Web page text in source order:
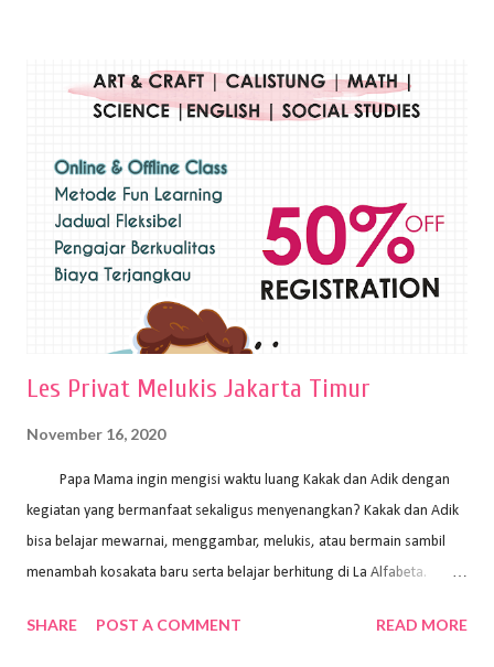
menggunakan bahan dasar cat air, cat akrilik, atau cat minyak dengan
sapuan warna cat yang tebal. Dengan memberikan sapuan warna
pelukis untuk menghasilkan lukisan yang mempesona dan tentunya
bernilai tinggi. Ciri teknik plakat Ciri-ciri teknik plakat, yaitu: Sapuan
warna yang kental dan tebal. Hasil lukisan menutupi seluruh bagian
medianya Mem...
Les Privat Melukis Jakarta Timur
November 16, 2020
Papa Mama ingin mengisi waktu luang Kakak dan Adik dengan
kegiatan yang bermanfaat sekaligus menyenangkan? Kakak dan Adik
bisa belajar mewarnai, menggambar, melukis, atau bermain sambil
menambah kosakata baru serta belajar berhitung di La Alfabeta.
kok untuk mengajar dengan metode yang fun, La Alfabeta
SHARE POST A COMMENT READ MORE